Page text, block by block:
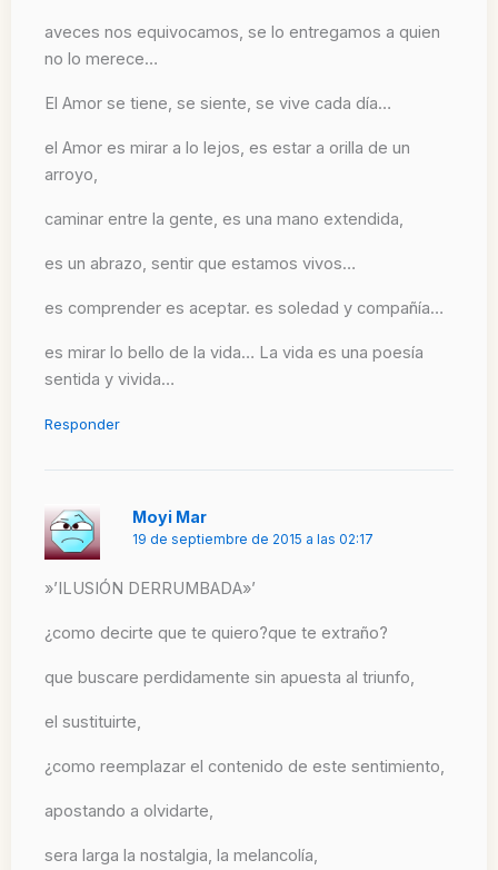
aveces nos equivocamos, se lo entregamos a quien
no lo merece…
El Amor se tiene, se siente, se vive cada día…
el Amor es mirar a lo lejos, es estar a orilla de un
arroyo,
caminar entre la gente, es una mano extendida,
es un abrazo, sentir que estamos vivos…
es comprender es aceptar. es soledad y compañía…
es mirar lo bello de la vida… La vida es una poesía
sentida y vivida…
Responder
Moyi Mar
19 de septiembre de 2015 a las 02:17
»’ILUSIÓN DERRUMBADA»’
¿como decirte que te quiero?que te extraño?
que buscare perdidamente sin apuesta al triunfo,
el sustituirte,
¿como reemplazar el contenido de este sentimiento,
apostando a olvidarte,
sera larga la nostalgia, la melancolía,